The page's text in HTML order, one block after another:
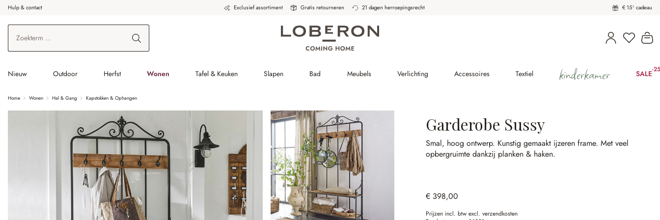
de hoofdinhoud
Ga naar zoeken
Ga naar de hoofdnavigatie
Hulp & contact Exclusief assortiment Gratis retourneren 21 dagen herroepingsrecht € 15¹ cadeau
U heeft
Nieuw Outdoor Herfst Wonen Tafel & Keuken Slapen Bad Meubels Verlichting Accessoires Textiel kinderkamer SALE-
Home Wonen Hal & Gang Kapstokken & Ophangen
Garderobe Sussy
Smal, hoog ontwerp. Kunstig gemaakt ijzeren frame.Met veel
opbergruimte dankzij planken & haken.
€ 398,00
Prijzen incl. btw excl. verzendkosten